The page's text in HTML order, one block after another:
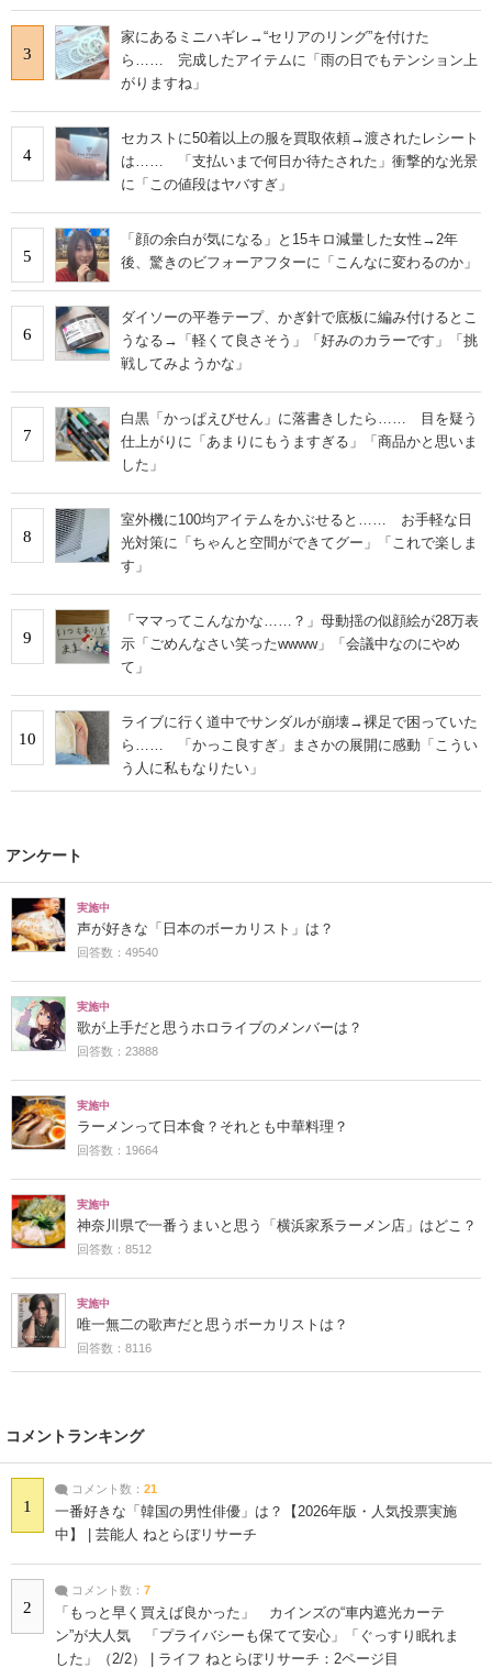
3
家にあるミニハギレ→“セリアのリング”を付けた
ら…… 完成したアイテムに「雨の日でもテンション上
がりますね」
4
セカストに50着以上の服を買取依頼→渡されたレシート
は…… 「支払いまで何日か待たされた」衝撃的な光景
に「この値段はヤバすぎ」
5
「顔の余白が気になる」と15キロ減量した女性→2年
後、驚きのビフォーアフターに「こんなに変わるのか」
6
ダイソーの平巻テープ、かぎ針で底板に編み付けるとこ
うなる→「軽くて良さそう」「好みのカラーです」「挑
戦してみようかな」
7
白黒「かっぱえびせん」に落書きしたら…… 目を疑う
仕上がりに「あまりにもうますぎる」「商品かと思いま
した」
8
室外機に100均アイテムをかぶせると…… お手軽な日
光対策に「ちゃんと空間ができてグー」「これで楽しま
す」
9
「ママってこんなかな……？」母動揺の似顔絵が28万表
示「ごめんなさい笑ったwwww」「会議中なのにやめ
て」
10
ライブに行く道中でサンダルが崩壊→裸足で困っていた
ら…… 「かっこ良すぎ」まさかの展開に感動「こうい
う人に私もなりたい」
アンケート
実施中
声が好きな「日本のボーカリスト」は？
回答数：49540
実施中
歌が上手だと思うホロライブのメンバーは？
回答数：23888
実施中
ラーメンって日本食？それとも中華料理？
回答数：19664
実施中
神奈川県で一番うまいと思う「横浜家系ラーメン店」はどこ？
回答数：8512
実施中
唯一無二の歌声だと思うボーカリストは？
回答数：8116
コメントランキング
1
コメント数： 21
一番好きな「韓国の男性俳優」は？【2026年版・人気投票実施
中】 | 芸能人 ねとらぼリサーチ
2
コメント数： 7
「もっと早く買えば良かった」 カインズの“車内遮光カーテ
ン”が大人気 「プライバシーも保てて安心」「ぐっすり眠れま
した」（2/2） | ライフ ねとらぼリサーチ：2ページ目